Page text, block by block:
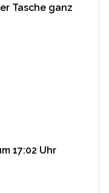
Tasche ganz
17:02 Uhr